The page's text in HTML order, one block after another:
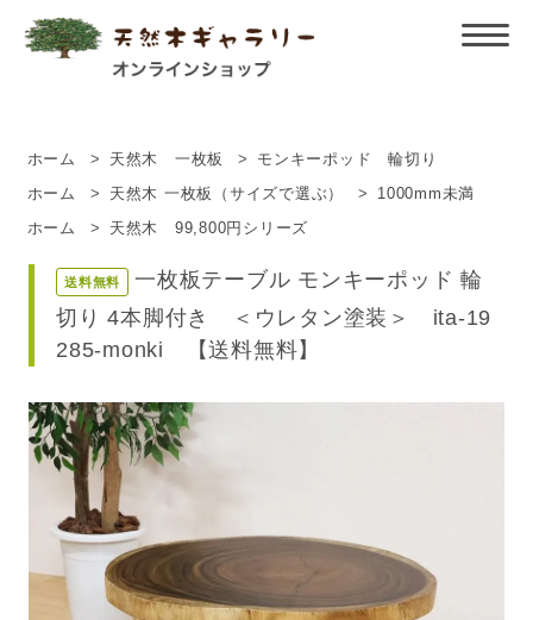
ホーム > 天然木 一枚板 > モンキーポッド 輪切り
ホーム > 天然木 一枚板（サイズで選ぶ） > 1000mm未満
ホーム > 天然木 99,800円シリーズ
送料無料
一枚板テーブル モンキーポッド 輪
切り 4本脚付き ＜ウレタン塗装＞ ita-19
285-monki 【送料無料】